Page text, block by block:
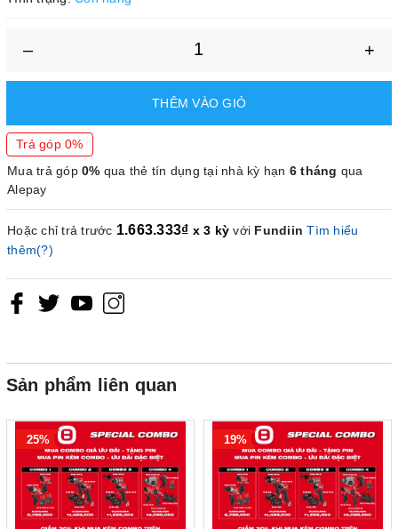
– +
THÊM VÀO GIỎ
Trả góp 0%
Mua trả góp 0% qua thẻ tín dụng tại nhà kỳ hạn 6 tháng qua
Alepay
Hoặc chỉ trả trước 1.663.333₫ x 3 kỳ với Fundiin Tìm hiểu
thêm(?)
Sản phẩm liên quan
25% 19%